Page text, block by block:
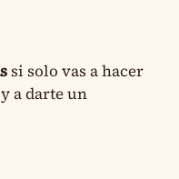
si solo vas a hacer
a darte un